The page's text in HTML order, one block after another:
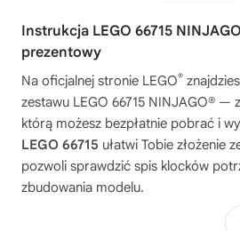
Instrukcja LEGO 66715
prezentowy
Na oficjalnej stronie LEGO®
zestawu LEGO 66715 NINJAGO® —
którą możesz bezpłatnie pobrać i
LEGO 66715 ułatwi Tobie złożenie
pozwoli sprawdzić spis klocków
zbudowania modelu.